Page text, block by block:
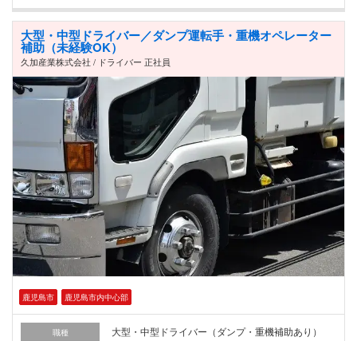
大型・中型ドライバー／ダンプ運転手・重機オペレーター
補助（未経験OK）
久加産業株式会社 / ドライバー 正社員
鹿児島市 鹿児島市内中心部
職種 大型・中型ドライバー（ダンプ・重機補助あり）